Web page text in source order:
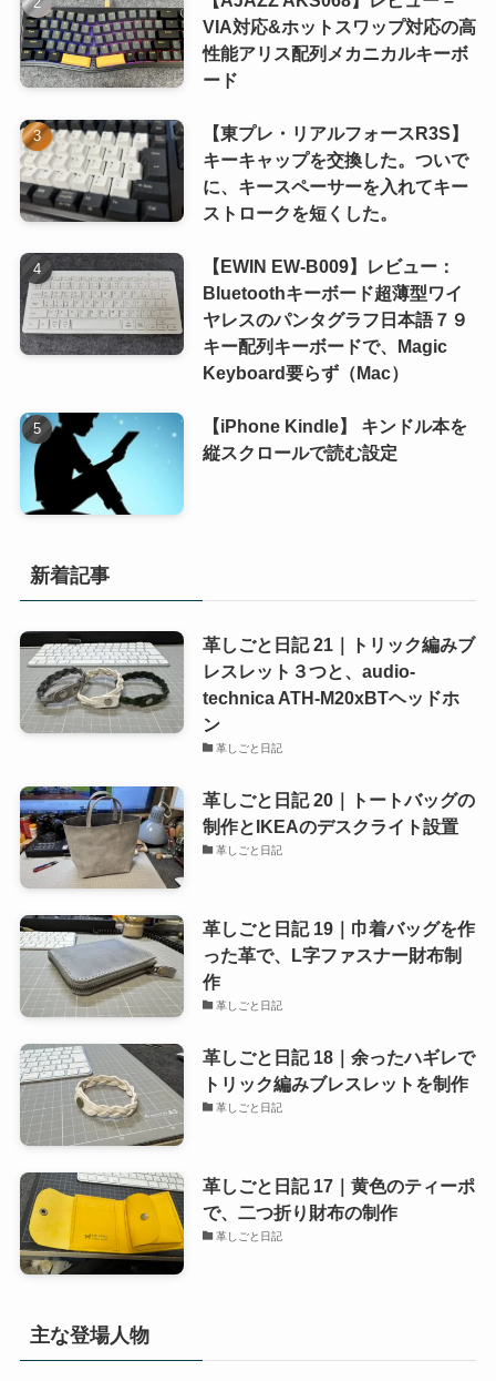
VIA対応&ホットスワップ対応の高
性能アリス配列メカニカルキーボ
ード
【東プレ・リアルフォースR3S】
キーキャップを交換した。ついで
に、キースペーサーを入れてキー
ストロークを短くした。
【EWIN EW-B009】レビュー：
Bluetoothキーボード超薄型ワイ
ヤレスのパンタグラフ日本語７９
キー配列キーボードで、Magic
Keyboard要らず（Mac）
【iPhone Kindle】 キンドル本を
縦スクロールで読む設定
新着記事
革しごと日記 21｜トリック編みブ
レスレット３つと、audio-
technica ATH-M20xBTヘッドホ
ン
革しごと日記
革しごと日記 20｜トートバッグの
制作とIKEAのデスクライト設置
革しごと日記
革しごと日記 19｜巾着バッグを作
った革で、L字ファスナー財布制
作
革しごと日記
革しごと日記 18｜余ったハギレで
トリック編みブレスレットを制作
革しごと日記
革しごと日記 17｜黄色のティーポ
で、二つ折り財布の制作
革しごと日記
主な登場人物